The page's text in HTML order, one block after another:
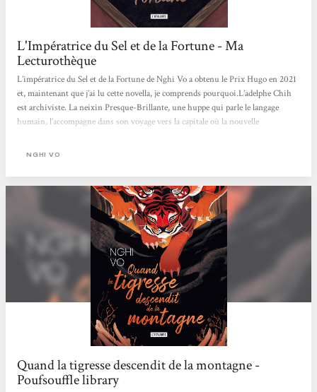
L'Impératrice du Sel et de la Fortune - Ma
Lecturothèque
L’impératrice du Sel et de la Fortune de Nghi Vo a obtenu le Prix Hugo en 2021
et, maintenant que j’ai lu cette novella, je comprends pourquoi.L’adelphe Chih
est archiviste. La neixin Presque-Brillante, une huppe qui parle le langage
humain, l’accompagne dans son voyage vers la capitale où la nouvelle
palais Fortune-Prospère où In-yo, la précédente impératrice, a vécu. Chih et
lieu et y rencontrent Lapin, qui fut une domestique fidèle...
NGHI VO
Quand la tigresse descendit de la montagne -
Poufsouffle library